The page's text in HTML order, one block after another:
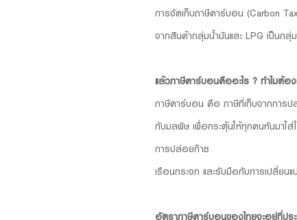
การจัดเก็บภาษีคาร์บอน (Carbon
จากสินค้ากลุ่มน้ำมันและ LPG เป็นกลุ่
แล้วภาษีคาร์บอนคืออะไร ? ทำไมต้อง
ภาษีคาร์บอน คือ ภาษีที่เก็บจากการป
กับมลพิษ เพื่อกระตุ้นให้ทุกคนหันมาใส่
การปล่อยก๊าซ
เรือนกระจก และรับมือกับการเปลี่ยน
อัตราภาษีคาร์บอนของไทยจะอยู่ที่ป